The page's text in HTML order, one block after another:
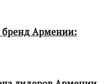
бренд Армении: